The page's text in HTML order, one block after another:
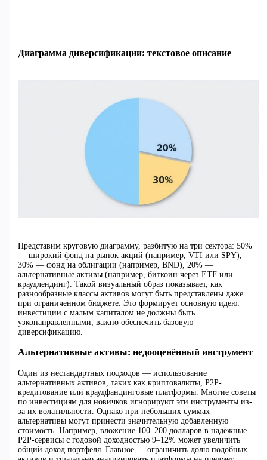
Диаграмма диверсификации: текстовое описание
Представим круговую диаграмму, разбитую на три сектора: 50%
— широкий фонд на рынок акций (например, VTI или SPY),
30% — фонд на облигации (например, BND), 20% —
альтернативные активы (например, биткоин через ETF или
краудлендинг). Такой визуальный образ показывает, как
разнообразные классы активов могут быть представлены даже
при ограниченном бюджете. Это формирует основную идею:
инвестиции с малым капиталом не должны быть
узконаправленными, важно обеспечить базовую
диверсификацию.
Альтернативные активы: недооценённый инструмент
Один из нестандартных подходов — использование
альтернативных активов, таких как криптовалюты, P2P-
кредитование или краудфандинговые платформы. Многие советы
по инвестициям для новичков игнорируют эти инструменты из-
за их волатильности. Однако при небольших суммах
альтернативы могут принести значительную добавленную
стоимость. Например, вложение 100–200 долларов в надёжные
P2P-сервисы с годовой доходностью 9–12% может увеличить
общий доход портфеля. Главное — ограничить долю подобных